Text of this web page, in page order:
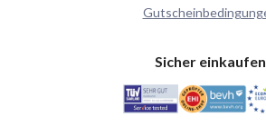
Sicher einkaufen